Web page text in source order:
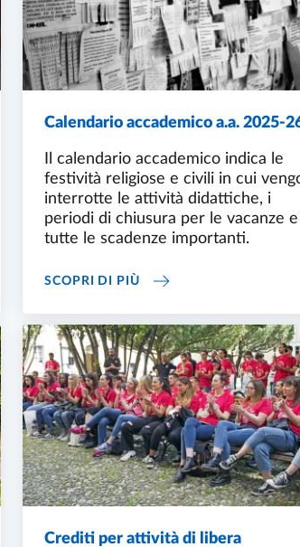
Calendario accademico a.a. 2025-
Il calendario accademico indica le
festività religiose e civili in cui
interrotte le attività didattiche, i
periodi di chiusura per le vacanze e
tutte le scadenze importanti.
SCOPRI DI PIÙCALENDARIO
Crediti per attività di libera